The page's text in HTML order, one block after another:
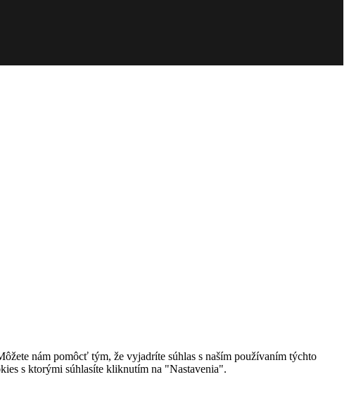
nám pomôcť tým, že vyjadríte súhlas s naším používaním týchto
s ktorými súhlasíte kliknutím na "Nastavenia".